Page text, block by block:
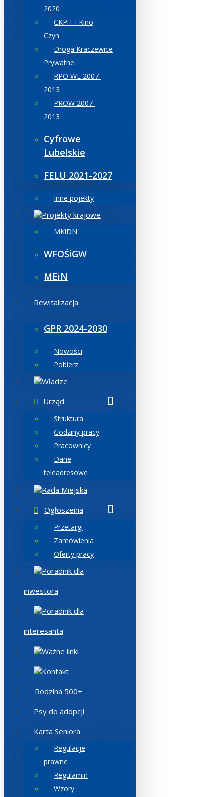
2020
CKPiT i Kino
Czyn
Droga Kraczewice
Prywatne
RPO WL 2007-
2013
PROW 2007-
2013
Cyfrowe
Lubelskie
FELU 2021-2027
Inne pojekty
Projekty krajowe
MKiDN
WFOŚiGW
MEiN
Rewitalizacja
GPR 2024-2030
Nowości
Pobierz
Władze
Urząd
Struktura
Godziny pracy
Pracownicy
Dane
teleadresowe
Rada Miejska
Ogłoszenia
Przetargi
Zamówienia
Oferty pracy
Poradnik dla
inwestora
Poradnik dla
interesanta
Ważne linki
Kontakt
Rodzina 500+
Psy do adopcji
Karta Seniora
Regulacje
prawne
Regulamin
Wzory